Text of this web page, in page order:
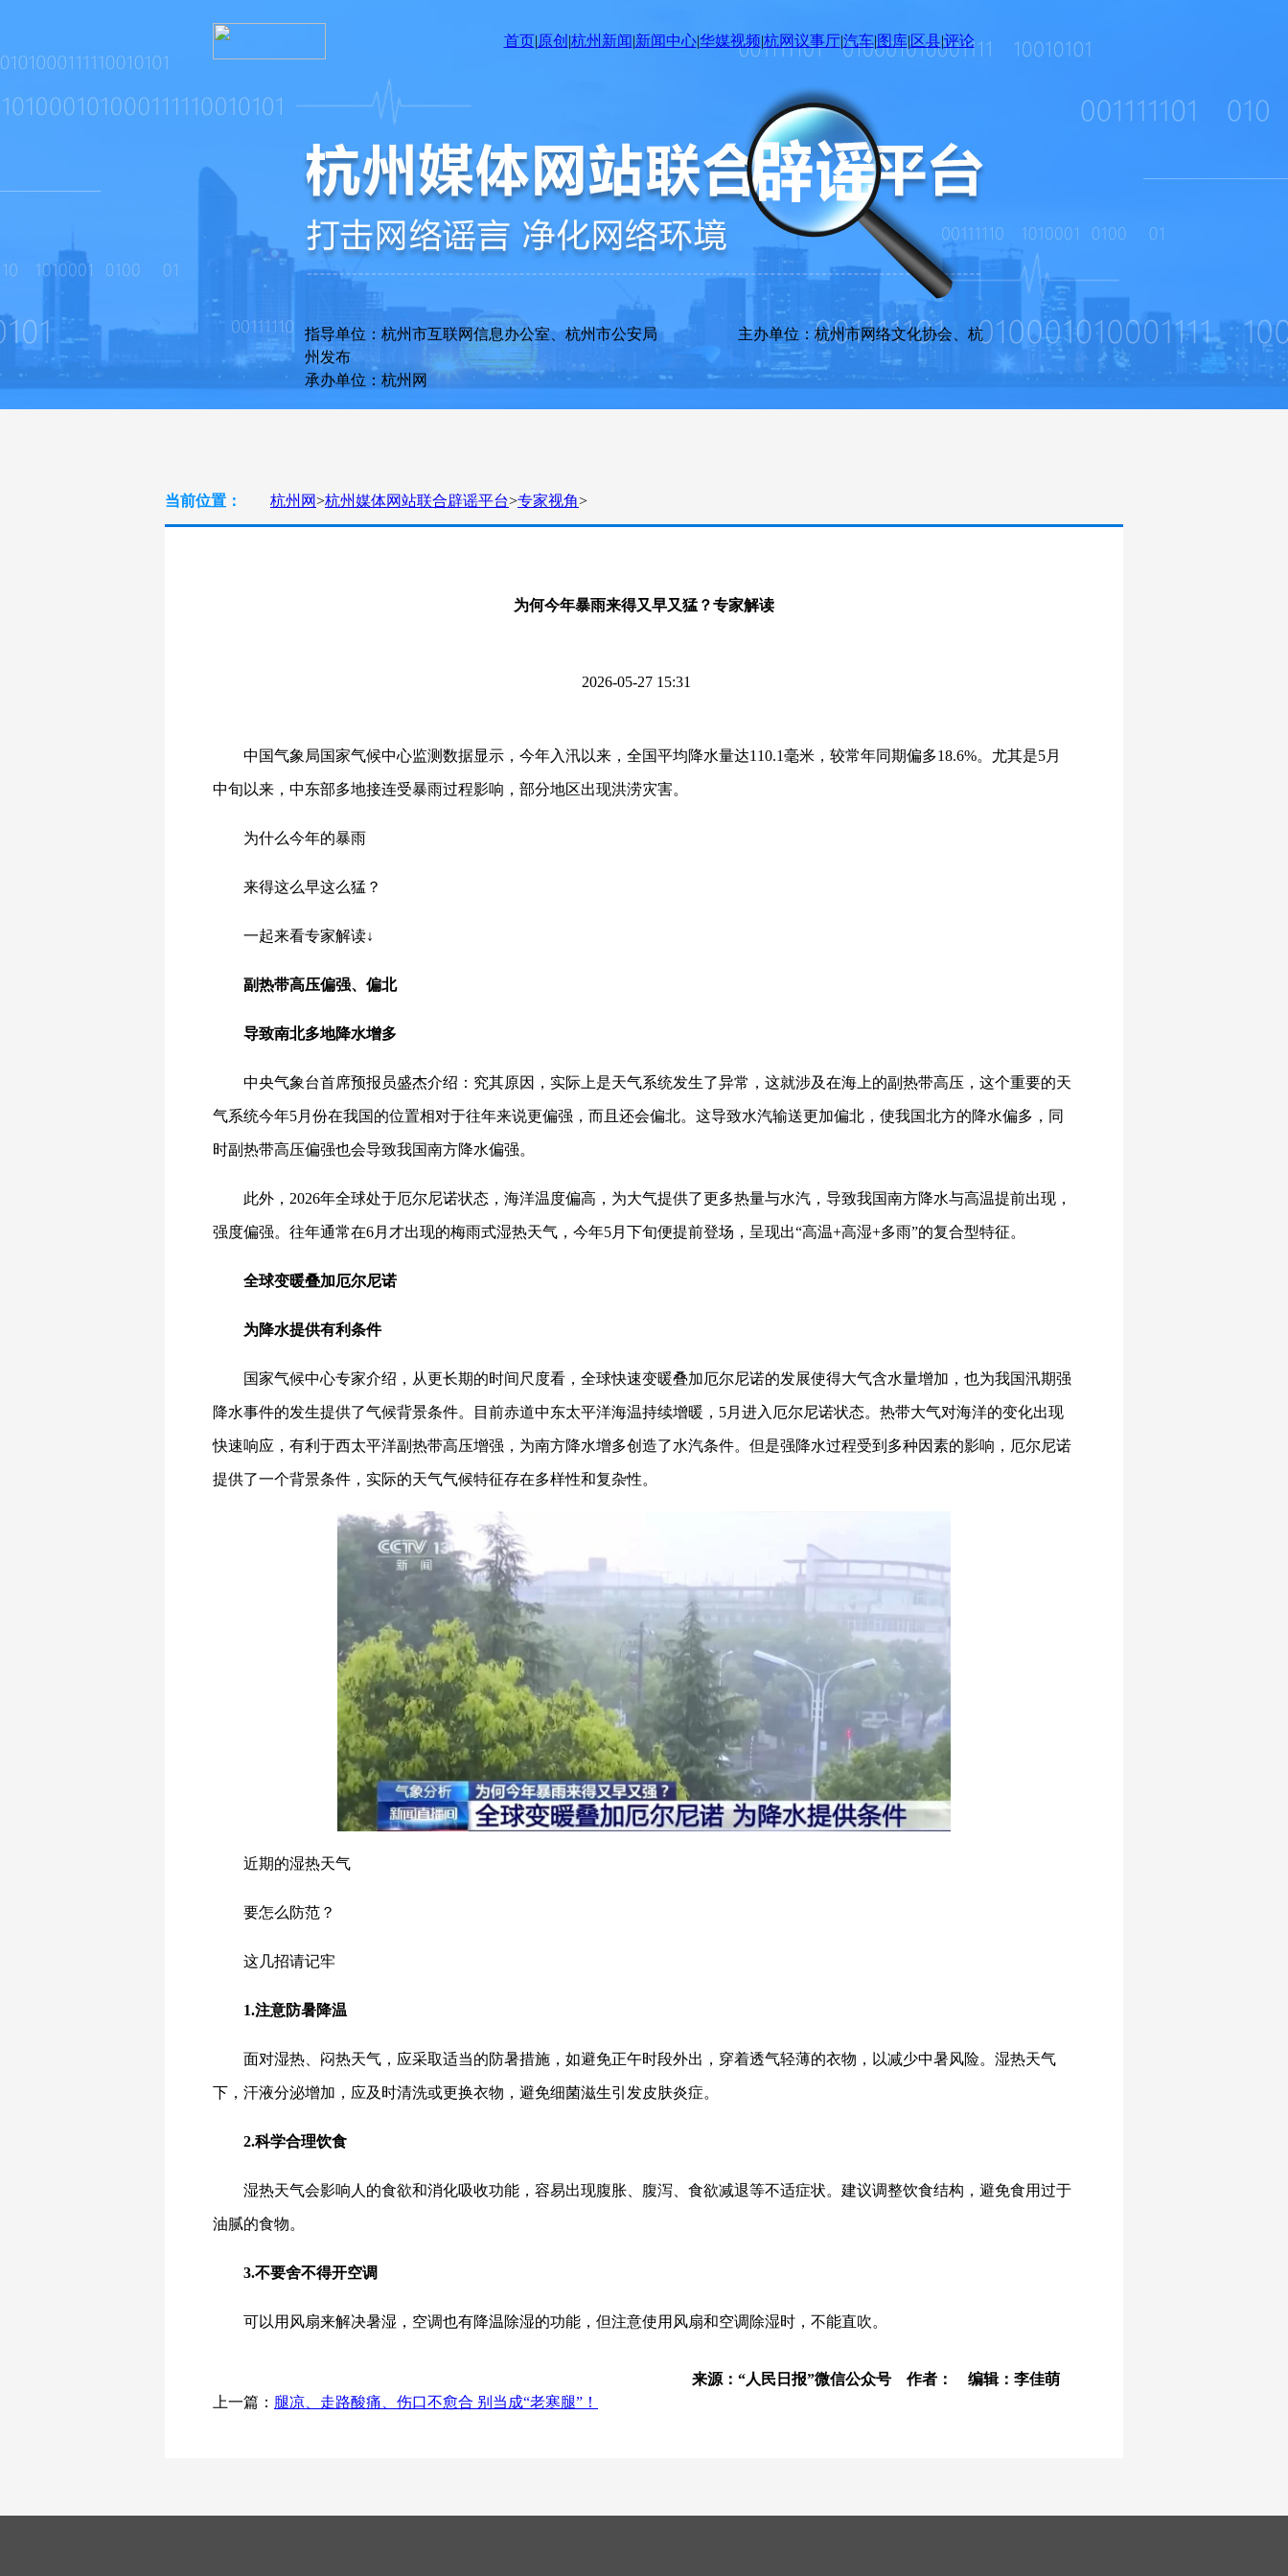
首页|原创 |杭州新闻|新闻中心|华媒视频|杭网议事厅|汽车|图库|区县|评论
指导单位：杭州市互联网信息办公室、杭州市公安局 主办单位：杭州市网络文化协会、杭
州发布
承办单位：杭州网
当前位置： 杭州网>杭州媒体网站联合辟谣平台>专家视角>
为何今年暴雨来得又早又猛？专家解读
2026-05-27 15:31
中国气象局国家气候中心监测数据显示，今年入汛以来，全国平均降水量达110.1毫米，较常年同期偏多18.6%。尤其是5月
中旬以来，中东部多地接连受暴雨过程影响，部分地区出现洪涝灾害。
为什么今年的暴雨
来得这么早这么猛？
一起来看专家解读↓
副热带高压偏强、偏北
导致南北多地降水增多
中央气象台首席预报员盛杰介绍：究其原因，实际上是天气系统发生了异常，这就涉及在海上的副热带高压，这个重要的天
气系统今年5月份在我国的位置相对于往年来说更偏强，而且还会偏北。这导致水汽输送更加偏北，使我国北方的降水偏多，同
时副热带高压偏强也会导致我国南方降水偏强。
此外，2026年全球处于厄尔尼诺状态，海洋温度偏高，为大气提供了更多热量与水汽，导致我国南方降水与高温提前出现，
强度偏强。往年通常在6月才出现的梅雨式湿热天气，今年5月下旬便提前登场，呈现出“高温+高湿+多雨”的复合型特征。
全球变暖叠加厄尔尼诺
为降水提供有利条件
国家气候中心专家介绍，从更长期的时间尺度看，全球快速变暖叠加厄尔尼诺的发展使得大气含水量增加，也为我国汛期强
降水事件的发生提供了气候背景条件。目前赤道中东太平洋海温持续增暖，5月进入厄尔尼诺状态。热带大气对海洋的变化出现
快速响应，有利于西太平洋副热带高压增强，为南方降水增多创造了水汽条件。但是强降水过程受到多种因素的影响，厄尔尼诺
提供了一个背景条件，实际的天气气候特征存在多样性和复杂性。
近期的湿热天气
要怎么防范？
这几招请记牢
1.注意防暑降温
面对湿热、闷热天气，应采取适当的防暑措施，如避免正午时段外出，穿着透气轻薄的衣物，以减少中暑风险。湿热天气
下，汗液分泌增加，应及时清洗或更换衣物，避免细菌滋生引发皮肤炎症。
2.科学合理饮食
湿热天气会影响人的食欲和消化吸收功能，容易出现腹胀、腹泻、食欲减退等不适症状。建议调整饮食结构，避免食用过于
油腻的食物。
3.不要舍不得开空调
可以用风扇来解决暑湿，空调也有降温除湿的功能，但注意使用风扇和空调除湿时，不能直吹。
来源：“人民日报”微信公众号 作者： 编辑：李佳萌
上一篇： 腿凉、走路酸痛、伤口不愈合 别当成“老寒腿”！